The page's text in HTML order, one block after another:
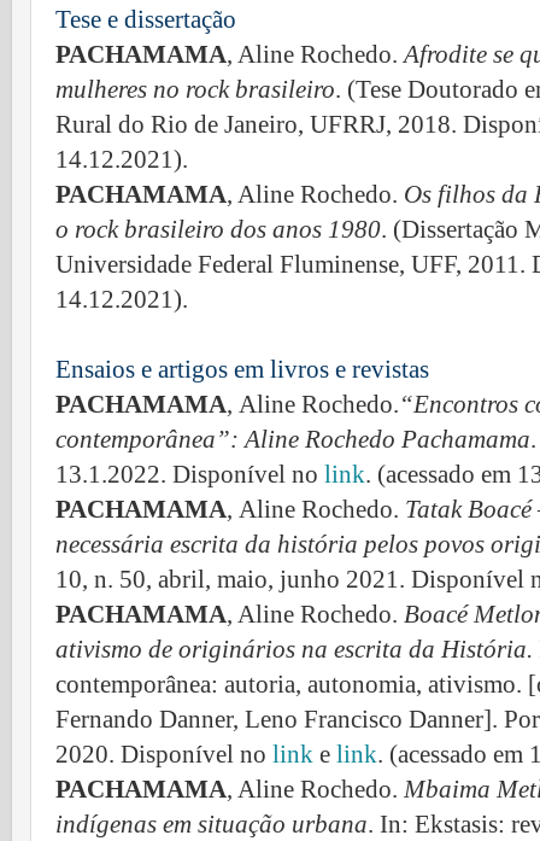
Tese e dissertação
PACHAMAMA, Aline Rochedo.Afrodite se
mulheres no rock brasileiro. (Tese Doutorado
Rural do Rio de Janeiro, UFRRJ, 2018.
14.12.2021).
PACHAMAMA, Aline Rochedo. Os filhos da
o rock brasileiro dos anos 1980. (Dissertação
Universidade Federal Fluminense, UFF,
14.12.2021).
Ensaios e artigos em livros e revistas
PACHAMAMA, Aline Rochedo.“Encontros
contemporânea”: Aline Rochedo Pachamama
13.1.2022. Disponível no link. (acessado em
PACHAMAMA, Aline Rochedo. Tatak
necessária escrita da história pelos povos
10, n. 50, abril, maio, junho 2021. Disponível
PACHAMAMA, Aline Rochedo. Boacé
ativismo de originários na escrita da História.
contemporânea: autoria, autonomia, ativismo.
Fernando Danner, Leno Francisco Danner].
2020. Disponível no link e link. (acessado em
PACHAMAMA, Aline Rochedo. Mbaima
indígenas em situação urbana. In: Ekstasis: